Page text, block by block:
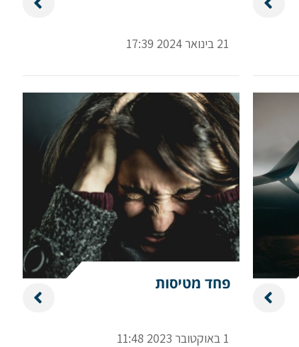
21 בינואר 2024 17:39
פחד מטיסות
1 באוקטובר 2023 11:48